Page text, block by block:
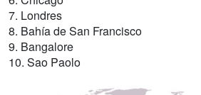
7. Londres
8. Bahía de San Francisco
9. Bangalore
10. Sao Paolo